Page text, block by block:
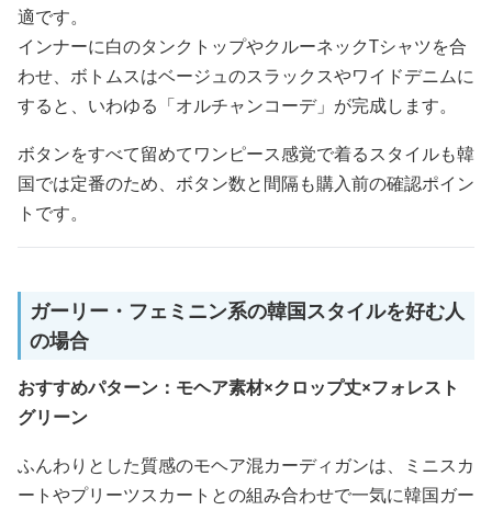
適です。
インナーに白のタンクトップやクルーネックTシャツを合
わせ、ボトムスはベージュのスラックスやワイドデニムに
すると、いわゆる「オルチャンコーデ」が完成します。
ボタンをすべて留めてワンピース感覚で着るスタイルも韓
国では定番のため、ボタン数と間隔も購入前の確認ポイン
トです。
ガーリー・フェミニン系の韓国スタイルを好む人
の場合
おすすめパターン：モヘア素材×クロップ丈×フォレスト
グリーン
ふんわりとした質感のモヘア混カーディガンは、ミニスカ
ートやプリーツスカートとの組み合わせで一気に韓国ガー